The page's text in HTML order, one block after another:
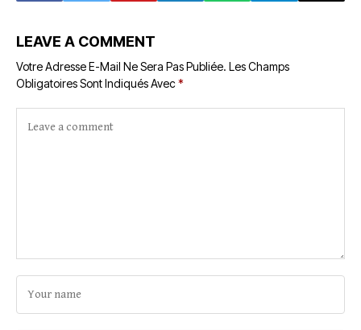
LEAVE A COMMENT
Votre Adresse E-Mail Ne Sera Pas Publiée. Les Champs
Obligatoires Sont Indiqués Avec*